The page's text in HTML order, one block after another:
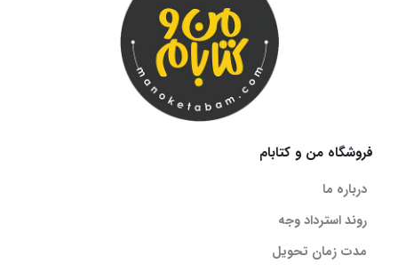
فروشگاه من و کتابام
درباره ما
روند استرداد وجه
مدت زمان تحویل